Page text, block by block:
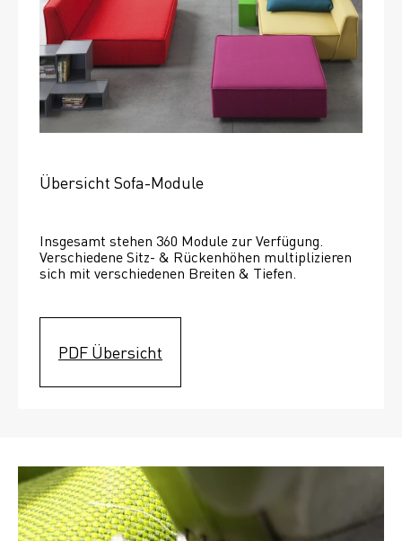
Übersicht Sofa-Module
Insgesamt stehen 360 Module zur Verfügung.
Verschiedene Sitz- & Rückenhöhen multiplizieren
sich mit verschiedenen Breiten & Tiefen.
PDF Übersicht